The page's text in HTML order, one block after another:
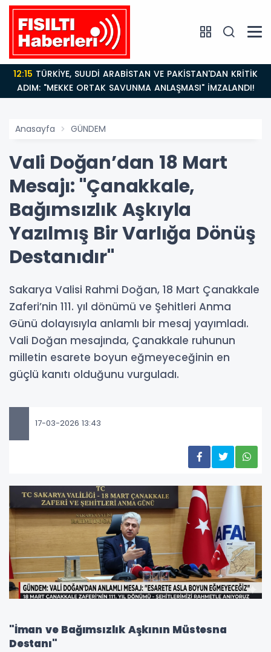
12:15
ADIM: "MEKKE ORTAK SAVUNMA ANLAŞMASI" İMZALANDI!
Anasayfa GÜNDEM
Vali Doğan’dan 18 Mart
Mesajı: "Çanakkale,
Bağımsızlık Aşkıyla
Yazılmış Bir Varlığa Dönüş
Destanıdır"
Sakarya Valisi Rahmi Doğan, 18 Mart Çanakkale
Zaferi’nin 111. yıl dönümü ve Şehitleri Anma
Günü dolayısıyla anlamlı bir mesaj yayımladı.
Vali Doğan mesajında, Çanakkale ruhunun
milletin esarete boyun eğmeyeceğinin en
güçlü kanıtı olduğunu vurguladı.
17-03-2026 13:43
"İman ve Bağımsızlık Aşkının Müstesna
Destanı"